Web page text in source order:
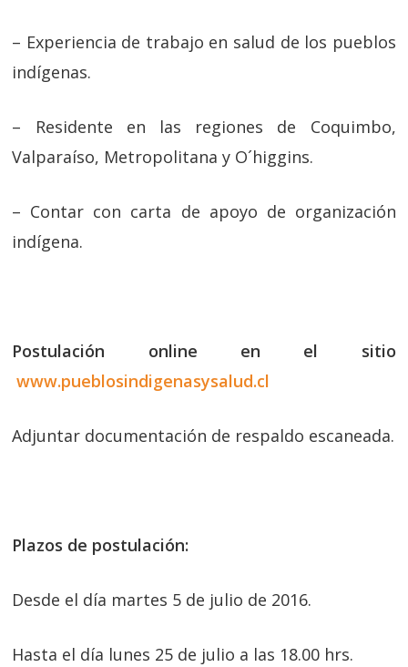
– Experiencia de trabajo en salud de los pueblos
indígenas.
– Residente en las regiones de Coquimbo,
Valparaíso, Metropolitana y O´higgins.
– Contar con carta de apoyo de organización
indígena.
Postulación online en el sitio
www.pueblosindigenasysalud.cl
Adjuntar documentación de respaldo escaneada.
Plazos de postulación:
Desde el día martes 5 de julio de 2016.
Hasta el día lunes 25 de julio a las 18.00 hrs.